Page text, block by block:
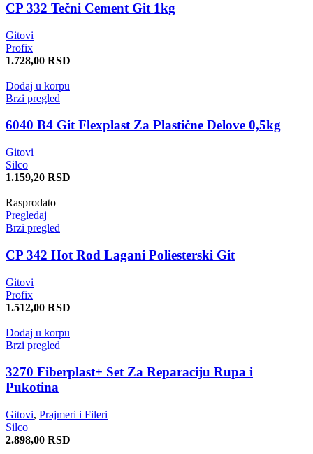
CP 332 Tečni Cement Git 1kg
Gitovi
Profix
1.728,00 RSD
Dodaj u korpu
Brzi pregled
6040 B4 Git Flexplast Za Plastične Delove 0,5kg
Gitovi
Silco
1.159,20 RSD
Rasprodato
Pregledaj
Brzi pregled
CP 342 Hot Rod Lagani Poliesterski Git
Gitovi
Profix
1.512,00 RSD
Dodaj u korpu
Brzi pregled
3270 Fiberplast+ Set Za Reparaciju Rupa i
Pukotina
Gitovi, Prajmeri i Fileri
Silco
2.898,00 RSD